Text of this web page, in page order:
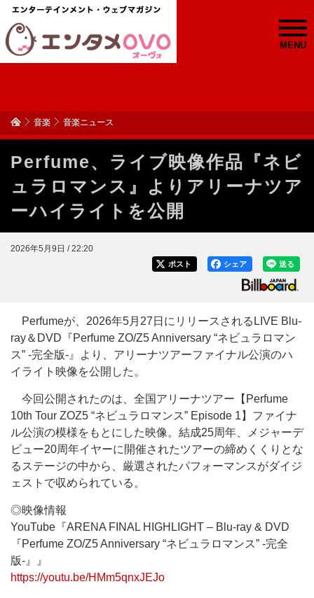
MENU
音楽 音楽ニュース
Perfume、ライブ映像作品『ネビ
ュラロマンス』よりアリーナツア
ーハイライトを公開
2026年5月9日 / 22:20
送る
シェア
ポスト
Perfumeが、2026年5月27日にリリースされるLIVE Blu-
ray＆DVD『Perfume ZO/Z5 Anniversary “ネビュラロマン
ス” -完全版-』より、アリーナツアーファイナル公演のハ
イライト映像を公開した。
今回公開されたのは、全国アリーナツアー【Perfume
10th Tour ZOZ5 “ネビュラロマンス” Episode 1】ファイナ
ル公演の模様をもとにした映像。結成25周年、メジャーデ
ビュー20周年イヤーに開催されたツアーの締めくくりとな
るステージの中から、厳選されたパフォーマンスがダイジ
ェストで収められている。
◎映像情報
YouTube『ARENA FINAL HIGHLIGHT – Blu-ray & DVD
『Perfume ZO/Z5 Anniversary “ネビュラロマンス” -完全
版-』』
https://youtu.be/HMm5qnxJEJo